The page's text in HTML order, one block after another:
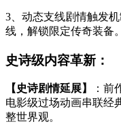
3、动态支线剧情触发
线，解锁限定传奇装备。
史诗级内容革新：
【史诗剧情延展】
：前
电影级过场动画串联经
整世界观。